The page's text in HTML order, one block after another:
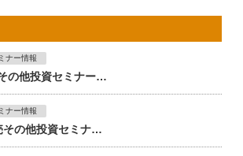
ナー情報
の他投資セミナー…
ナー情報
その他投資セミナ…